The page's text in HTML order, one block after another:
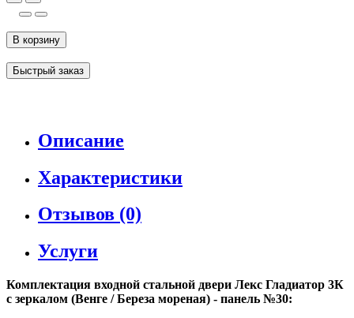
В корзину
Быстрый заказ
Описание
Характеристики
Отзывов (0)
Услуги
Комплектация входной стальной двери Лекс Гладиатор 3К
с зеркалом (Венге / Береза мореная) - панель №30: